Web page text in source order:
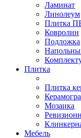
Ламинат
Линолеум
Плитка
Ковролин
Подложка
Плитка
Плитка
Мозаика
Мебель